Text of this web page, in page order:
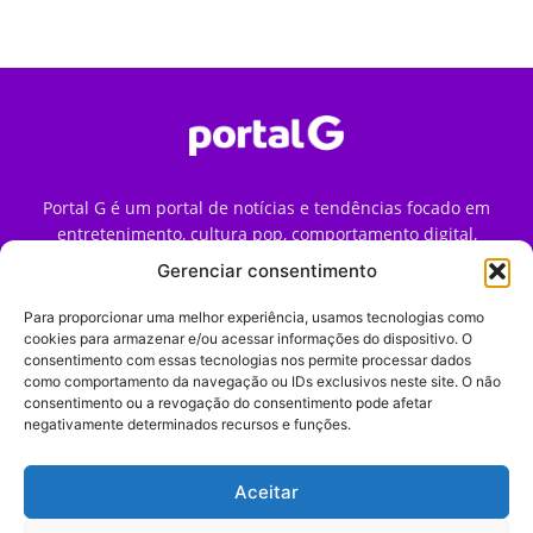
Gerenciar consentimento
Para proporcionar uma melhor experiência, usamos tecnologias como
cookies para armazenar e/ou acessar informações do dispositivo. O
consentimento com essas tecnologias nos permite processar dados
como comportamento da navegação ou IDs exclusivos neste site. O não
consentimento ou a revogação do consentimento pode afetar
negativamente determinados recursos e funções.
Aceitar
Portal G é um portal de notícias e tendências focado em
entretenimento, cultura pop, comportamento digital,
streaming, games e iniciativas de marca que impactam a
forma como o público vive e consome internet no Brasil.
Contato:contato@portalg.com.br
Início Sobre
Termos de Uso